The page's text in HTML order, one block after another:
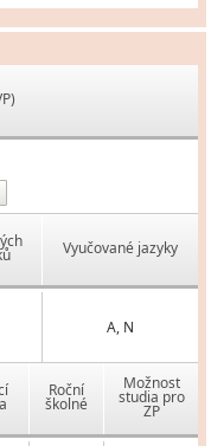
Vyučované jazyky
A, N
Roční
školné
Možnost
studia pro
ZP